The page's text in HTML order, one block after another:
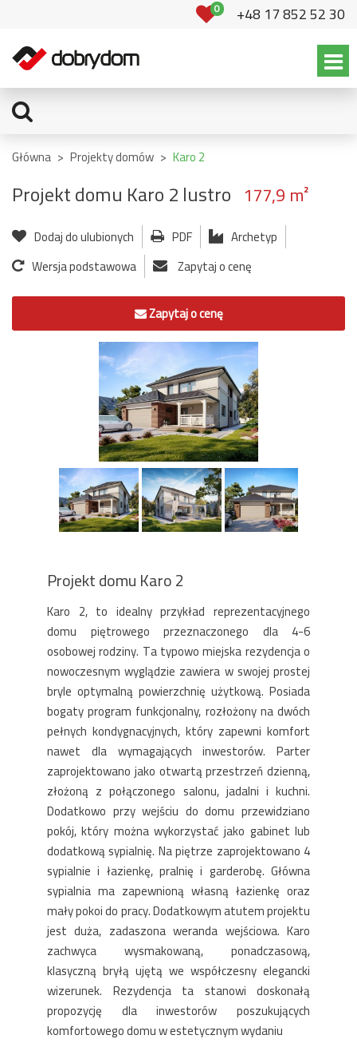
0 +48 17 852 52 30
Główna > Projekty domów > Karo 2
Projekt domu Karo 2 lustro 177,9 m²
Dodaj do ulubionych PDF
Archetyp
Wersja podstawowa
Zapytaj o cenę
Zapytaj o cenę
Projekt domu Karo 2
Karo 2, to idealny przykład reprezentacyjnego
domu piętrowego przeznaczonego dla 4-6
osobowej rodziny. Ta typowo miejska rezydencja o
nowoczesnym wyglądzie zawiera w swojej prostej
bryle optymalną powierzchnię użytkową. Posiada
bogaty program funkcjonalny, rozłożony na dwóch
pełnych kondygnacyjnych, który zapewni komfort
nawet dla wymagających inwestorów. Parter
zaprojektowano jako otwartą przestrzeń dzienną,
złożoną z połączonego salonu, jadalni i kuchni.
Dodatkowo przy wejściu do domu przewidziano
pokój, który można wykorzystać jako gabinet lub
dodatkową sypialnię. Na piętrze zaprojektowano 4
sypialnie i łazienkę, pralnię i garderobę. Główna
sypialnia ma zapewnioną własną łazienkę oraz
mały pokoi do pracy. Dodatkowym atutem projektu
jest duża, zadaszona weranda wejściowa. Karo
zachwyca wysmakowaną, ponadczasową,
klasyczną bryłą ujętą we współczesny elegancki
wizerunek. Rezydencja ta stanowi doskonałą
propozycję dla inwestorów poszukujących
komfortowego domu w estetycznym wydaniu